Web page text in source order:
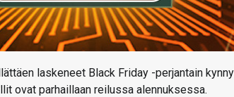
laskeneet Black Friday -perjantain
ovat parhaillaan reilussa alennuksessa.